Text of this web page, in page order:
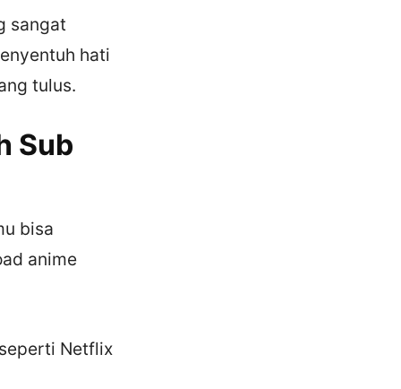
sangat
hati
tulus.
Sub
bisa
anime
Netflix